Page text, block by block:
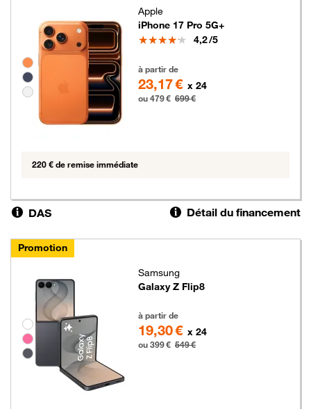
Groupe de couleurs disponibles non sélectionnables
Apple
iPhone 17 Pro 5G+
Note
4,2/5
à partir de
23,17 € x 24
ou 479 € 699 €
220 € de remise immédiate
DAS Détail du financement
Promotion
Groupe de couleurs disponibles non sélectionnables
Samsung
Galaxy Z Flip8
à partir de
19,30 € x 24
ou 399 € 549 €